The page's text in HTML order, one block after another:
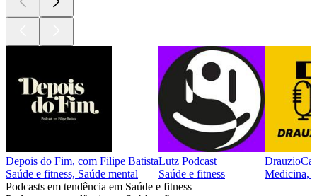
Depois do Fim, com Filipe Batista
Saúde e fitness, Saúde mental
Lutz Podcast
Saúde e fitness
Medicina,
Podcasts em tendência em Saúde e fitness